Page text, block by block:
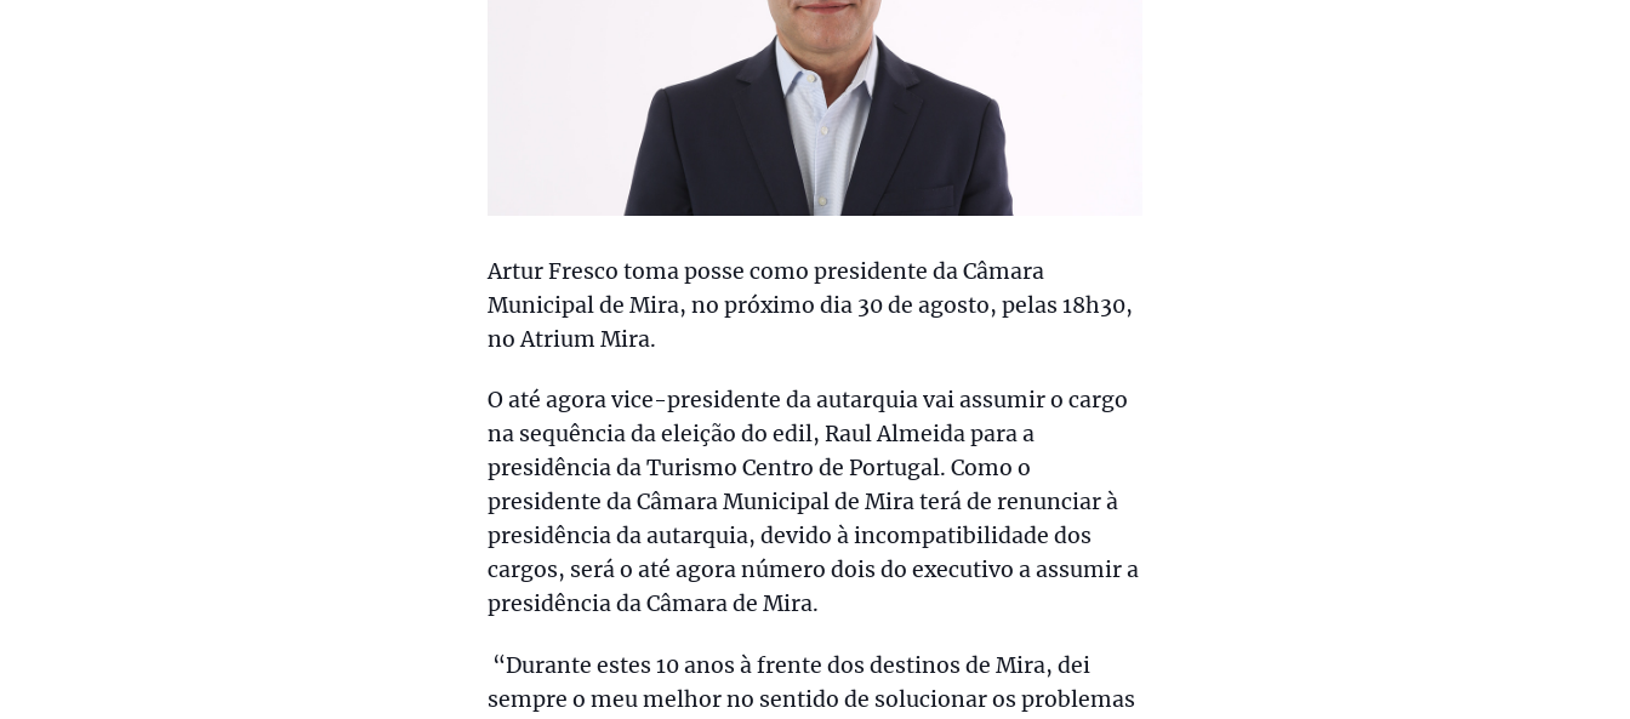
Artur Fresco toma posse como presidente da Câmara
Municipal de Mira, no próximo dia 30 de agosto, pelas 18h30,
no Atrium Mira.
O até agora vice-presidente da autarquia vai assumir o cargo
na sequência da eleição do edil, Raul Almeida para a
presidência da Turismo Centro de Portugal. Como o
presidente da Câmara Municipal de Mira terá de renunciar à
presidência da autarquia, devido à incompatibilidade dos
cargos, será o até agora número dois do executivo a assumir a
presidência da Câmara de Mira.
“Durante estes 10 anos à frente dos destinos de Mira, dei
sempre o meu melhor no sentido de solucionar os problemas